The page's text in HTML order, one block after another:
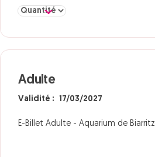
Sélectionner la quantité pour jeune
Adulte
Validité : 17/03/2027
E-Billet Adulte - Aquarium de Biarritz